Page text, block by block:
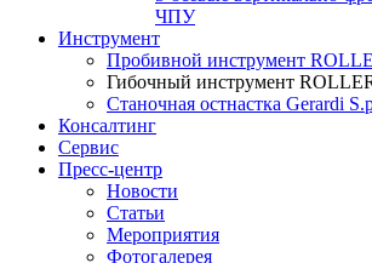
ЧПУ
Инструмент
Пробивной инструмент
Гибочный инструмент
Cтаночная остнастка Gerardi
Консалтинг
Сервис
Пресс-центр
Новости
Статьи
Мероприятия
Фотогалерея